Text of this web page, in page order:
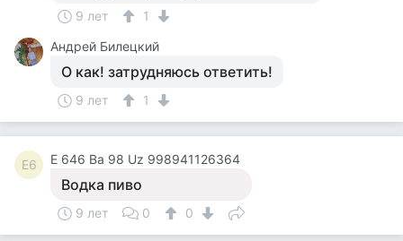
9 лет
1
Андрей Билецкий
О как! затрудняюсь ответить!
9 лет 1
E6 E 646 Ba 98 Uz 998941126364
Водка пиво
9 лет 0 0